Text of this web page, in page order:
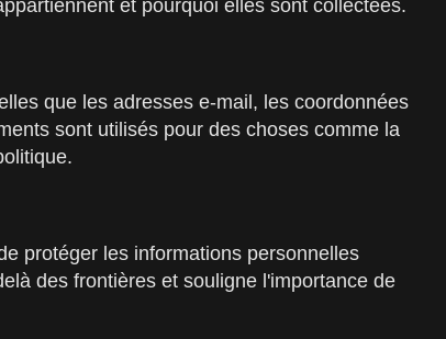
et pourquoi elles sont collectées.
que les adresses e-mail, les coordonnées
sont utilisés pour des choses comme la
protéger les informations personnelles
des frontières et souligne l'importance de